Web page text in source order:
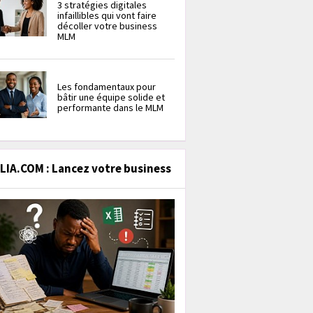
3 stratégies digitales
infaillibles qui vont faire
décoller votre business
MLM
Les fondamentaux pour
bâtir une équipe solide et
performante dans le MLM
: Lancez votre business